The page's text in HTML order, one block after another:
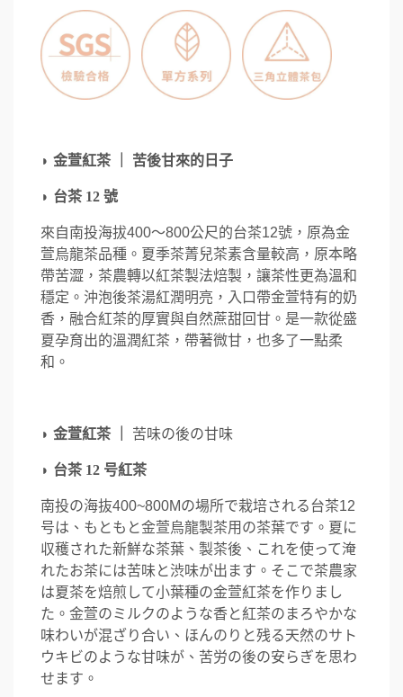
◗ 金萱紅茶 ｜ 苦後甘來的日子
◗ 台茶 12 號
來自南投海拔400～800公尺的台茶12號，原為金
萱烏龍茶品種。夏季茶菁兒茶素含量較高，原本略
帶苦澀，茶農轉以紅茶製法焙製，讓茶性更為溫和
穩定。沖泡後茶湯紅潤明亮，入口帶金萱特有的奶
香，融合紅茶的厚實與自然蔗甜回甘。是一款從盛
夏孕育出的溫潤紅茶，帶著微甘，也多了一點柔
和。
◗ 金萱紅茶 ｜ 苦味の後の甘味
◗ 台茶 12 号紅茶
南投の海抜400~800Mの場所で栽培される台茶12
号は、もともと金萱烏龍製茶用の茶葉です。夏に
収穫された新鮮な茶葉、製茶後、これを使って淹
れたお茶には苦味と渋味が出ます。そこで茶農家
は夏茶を焙煎して小葉種の金萱紅茶を作りまし
た。金萱のミルクのような香と紅茶のまろやかな
味わいが混ざり合い、ほんのりと残る天然のサト
ウキビのような甘味が、苦労の後の安らぎを思わ
せます。